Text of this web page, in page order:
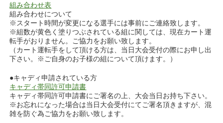
組み合わせ表
組み合わせについて
※スタート時間が変更になる選手には事前にご連絡致します。
※組数が黄色く塗りつぶされている組に関しては、現在カート運
転手がおりません。ご協力をお願い致します。
（カート運転手をして頂ける方は、当日大会受付の際にお申し出
下さい。※ご自身のお子様の組について頂けます。）
●キャディ申請されている方
キャディ帯同許可申請書
キャディ帯同許可申請書にご署名の上、大会当日お持ち下さい。
※お忘れになった場合は当日大会受付にてご署名頂きますが、混
雑を防ぐ為ご協力をお願い致します。